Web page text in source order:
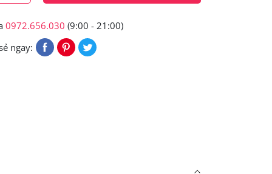
0972.656.030 (9:00 - 21:00)
ngay: